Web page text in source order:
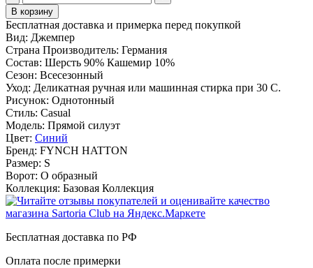
В корзину
Бесплатная доставка и примерка перед покупкой
Вид: Джемпер
Страна Производитель: Германия
Состав: Шерсть 90% Кашемир 10%
Сезон: Всесезонный
Уход: Деликатная ручная или машинная стирка при 30 С.
Рисунок: Однотонный
Стиль: Casual
Модель: Прямой силуэт
Цвет: Синий
Бренд: FYNCH HATTON
Размер: S
Ворот: О образный
Коллекция: Базовая Коллекция
Бесплатная доставка по РФ
Оплата после примерки